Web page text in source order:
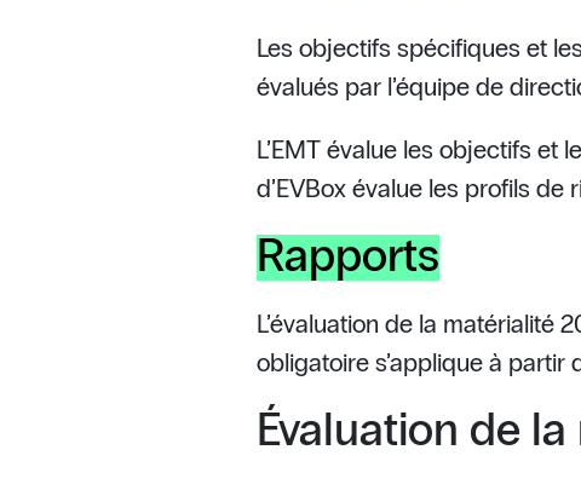
Les objectifs spécifiques et
évalués par l’équipe de
L’EMT évalue les objectifs et
d’EVBox évalue les profils de
Rapports
L’évaluation de la matérialité
obligatoire s’applique à partir
Évaluation de